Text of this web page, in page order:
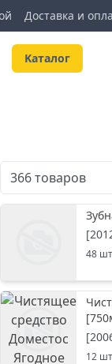
Доставка и
Kаталог
366товаров
[
48
[
[
12